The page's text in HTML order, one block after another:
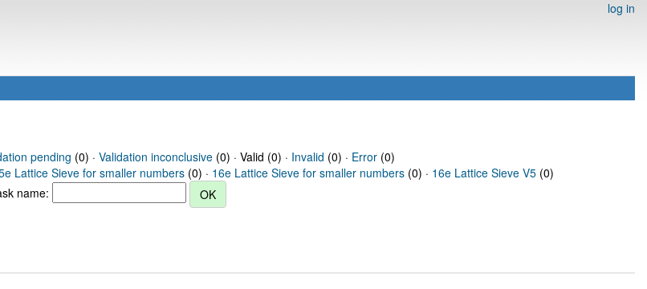
log in
pending (0) · Validation inconclusive(0) · Valid (0) · Invalid (0) · Error(0)
Lattice Sieve for smaller numbers (0) · 16e Lattice Sieve for smaller numbers (0) · 16e Lattice Sieve V5 (0)
name: